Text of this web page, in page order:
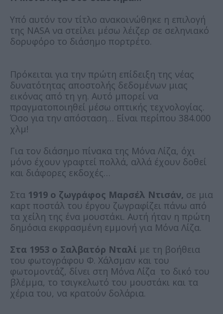
Υπό αυτόν τον τίτλο ανακοινώθηκε η επιλογή
της NASA να στείλει μέσω λέιζερ σε σεληνιακό
δορυφόρο το διάσημο πορτρέτο.
Πρόκειται για την πρώτη επίδειξη της νέας
δυνατότητας αποστολής δεδομένων μιας
εικόνας από τη γη. Αυτό μπορεί να
πραγματοποιηθεί μέσω οπτικής τεχνολογίας.
Όσο για την απόσταση… Είναι περίπου 384.000
χλμ!
Για τον διάσημο πίνακα της Μόνα Λίζα, όχι
μόνο έχουν γραφτεί πολλά, αλλά έχουν δοθεί
και διάφορες εκδοχές…
Στα 1919 ο ζωγράφος Μαρσέλ Ντισάν, σε μια
καρτ ποστάλ του έργου ζωγραφίζει πάνω από
τα χείλη της ένα μουστάκι. Αυτή ήταν η πρώτη
δημόσια εκφρασμένη εμμονή για Μόνα Λίζα.
Στα 1953 ο Σαλβατόρ Νταλί με τη βοήθεια
του φωτογράφου Φ. Χάλσμαν και του
φωτομοντάζ, δίνει στη Μόνα Λίζα το δικό του
βλέμμα, το τσιγκελωτό του μουστάκι και τα
χέρια του, να κρατούν δολάρια.